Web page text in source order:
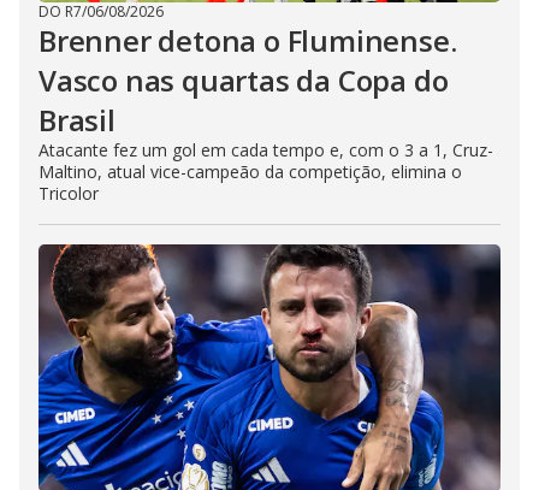
DO R7/06/08/2026
Brenner detona o Fluminense.
Vasco nas quartas da Copa do
Brasil
Atacante fez um gol em cada tempo e, com o 3 a 1, Cruz-
Maltino, atual vice-campeão da competição, elimina o
Tricolor